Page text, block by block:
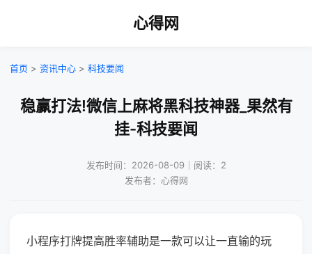
心得网
首页 > 资讯中心 > 科技要闻
稳赢打法!微信上麻将黑科技神器_果然有
挂-科技要闻
发布时间：2026-08-09｜阅读：2
发布者：心得网
小程序打牌提高胜率辅助是一款可以让一直输的玩